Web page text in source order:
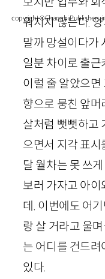
워지지 않는다.
말까 망설이다가
일분 차이로 출
이럴 줄 알았으면
향으로 뭉친 앞머
살처럼 뻣뻣하고
으면서 지각 표시
달 월차는 못 쓰
보러 가자고 아
데. 이번에도 어
랑 살 거라고 울
는 어디를 건드
있다.
copyright © Changbi Publishers,